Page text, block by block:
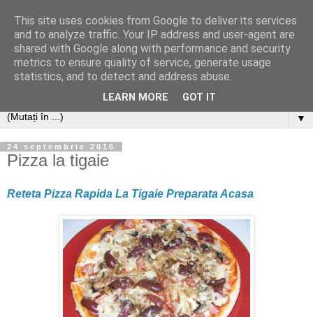
▼
24 septembrie 2016
Pizza la tigaie
Reteta Pizza Rapida La Tigaie Preparata Acasa
This site uses cookies from Google to deliver its services
and to analyze traffic. Your IP address and user-agent are
shared with Google along with performance and security
metrics to ensure quality of service, generate usage
statistics, and to detect and address abuse.
LEARN MORE GOT IT